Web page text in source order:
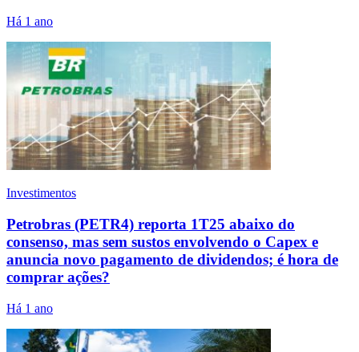
Há 1 ano
Investimentos
Petrobras (PETR4) reporta 1T25 abaixo do
consenso, mas sem sustos envolvendo o Capex e
anuncia novo pagamento de dividendos; é hora de
comprar ações?
Há 1 ano